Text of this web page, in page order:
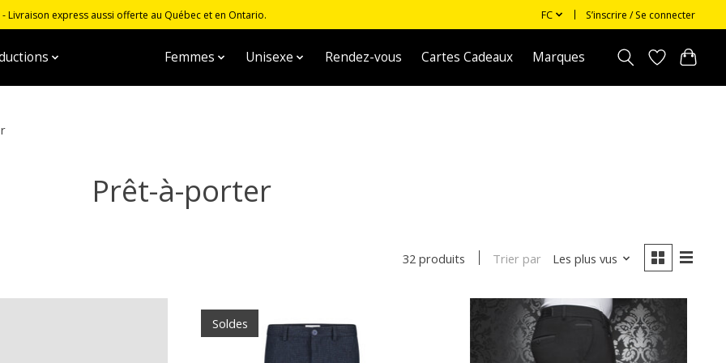
express aussi offerte au Québec et en Ontario. FC S’inscrire / Se connecter
Femmes Unisexe Rendez-vous Cartes Cadeaux Marques
Prêt-à-porter
32 produits Trier par Les plus vus
Soldes